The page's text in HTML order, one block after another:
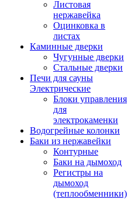
Листовая
нержавейка
Оцинковка в
листах
Каминные дверки
Чугунные дверки
Стальные дверки
Печи для сауны
Электрические
Блоки управления
для
электрокаменки
Водогрейные колонки
Баки из нержавейки
Контурные
Баки на дымоход
Регистры на
дымоход
(теплообменники)